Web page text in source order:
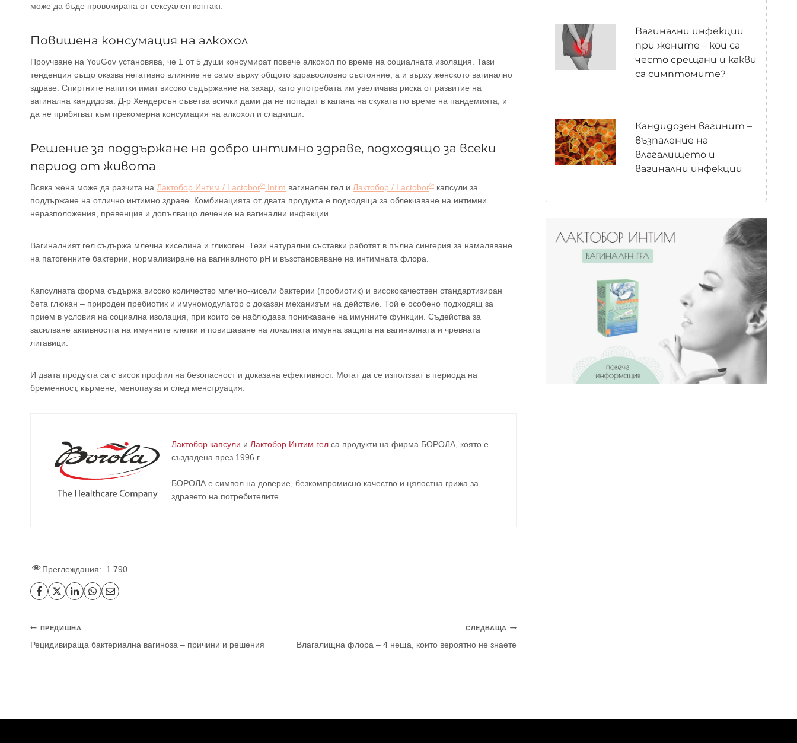
може да бъде провокирана от сексуален контакт.
Повишена консумация на алкохол
Проучване на YouGov установява, че 1 от 5 души консумират повече алкохол по време на социалната изолация. Тази
тенденция също оказва негативно влияние не само върху общото здравословно състояние, а и върху женското вагинално
здраве. Спиртните напитки имат високо съдържание на захар, като употребата им увеличава риска от развитие на
вагинална кандидоза. Д-р Хендерсън съветва всички дами да не попадат в капана на скуката по време на пандемията, и
да не прибягват към прекомерна консумация на алкохол и сладкиши.
Решение за поддържане на добро интимно здраве, подходящо за всеки
период от живота
Всяка жена може да разчита на Лактобор Интим / Lactobor® Intim вагинален гел и Лактобор / Lactobor® капсули за
поддържане на отлично интимно здраве. Комбинацията от двата продукта е подходяща за облекчаване на интимни
неразположения, превенция и допълващо лечение на вагинални инфекции.
Вагиналният гел съдържа млечна киселина и гликоген. Тези натурални съставки работят в пълна сингерия за намаляване
на патогенните бактерии, нормализиране на вагиналното pH и възстановяване на интимната флора.
Капсулната форма съдържа високо количество млечно-кисели бактерии (пробиотик) и висококачествен стандартизиран
бета глюкан – природен пребиотик и имуномодулатор с доказан механизъм на действие. Той е особено подходящ за
прием в условия на социална изолация, при които се наблюдава понижаване на имунните функции. Съдейства за
засилване активността на имунните клетки и повишаване на локалната имунна защита на вагиналната и чревната
лигавици.
И двата продукта са с висок профил на безопасност и доказана ефективност. Могат да се използват в периода на
бременност, кърмене, менопауза и след менструация.
Лактобор капсули и Лактобор Интим гелса продукти на фирма БОРОЛА, която е
създадена през 1996 г.
БОРОЛА е символ на доверие, безкомпромисно качество и цялостна грижа за
здравето на потребителите
Преглеждания: 1 790
Навигация
ПРЕДИШНА
Рецидивираща бактериална вагиноза – причини и решения
СЛЕДВАЩА
Влагалищна флора – 4 неща, които вероятно не знаете
Вагинални инфекции
при жените – кои са
често срещани и какви
са симптомите?
Кандидозен вагинит –
възпаление на
влагалището и
вагинални инфекции